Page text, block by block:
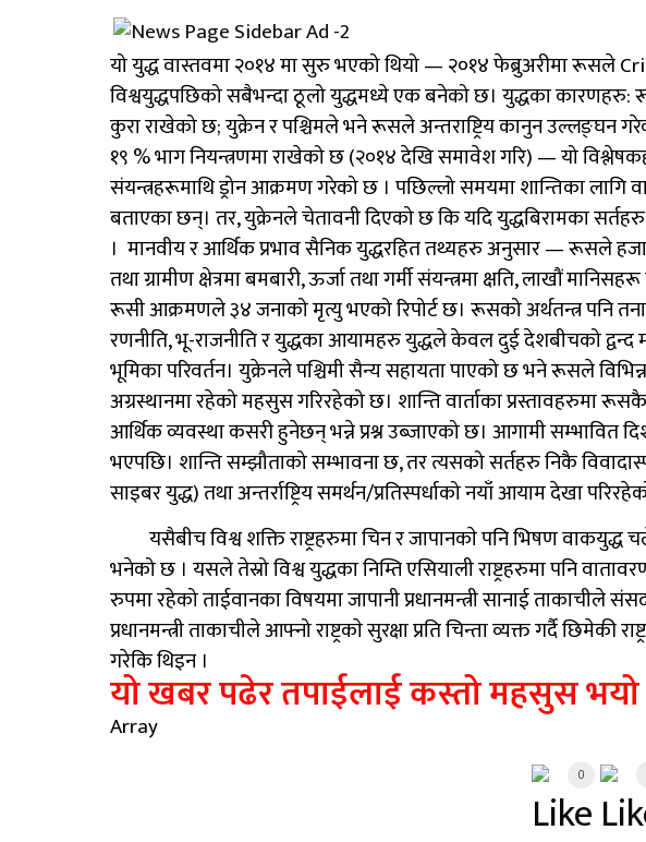
यो युद्ध वास्तवमा २०१४ मा सुरु भएको थियो — २०१४ फेब्रुअरीमा रूसले
विश्वयुद्धपछिको सबैभन्दा ठूलो युद्धमध्ये एक बनेको छ। युद्धका कारणहरु:
कुरा राखेको छ; युक्रेन र पश्चिमले भने रूसले अन्तराष्ट्रिय कानुन
१९ % भाग नियन्त्रणमा राखेको छ (२०१४ देखि समावेश गरि) — यो
संयन्त्रहरूमाथि ड्रोन आक्रमण गरेको छ । पछिल्लो समयमा शान्तिका लागि
बताएका छन्। तर, युक्रेनले चेतावनी दिएको छ कि यदि युद्धबिरामका
। मानवीय र आर्थिक प्रभाव सैनिक युद्धरहित तथ्यहरु अनुसार — रूसले
तथा ग्रामीण क्षेत्रमा बमबारी, ऊर्जा तथा गर्मी संयन्त्रमा क्षति, लाखौं
रूसी आक्रमणले ३४ जनाको मृत्यु भएको रिपोर्ट छ। रूसको अर्थतन्त्र पनि
रणनीति, भू-राजनीति र युद्धका आयामहरु युद्धले केवल दुई देशबीचको द्वन्द
भूमिका परिवर्तन। युक्रेनले पश्चिमी सैन्य सहायता पाएको छ भने रूसले
अग्रस्थानमा रहेको महसुस गरिरहेको छ। शान्ति वार्ताका प्रस्तावहरुमा
आर्थिक व्यवस्था कसरी हुनेछन् भन्ने प्रश्न उब्जाएको छ। आगामी सम्भावित
भएपछि। शान्ति सम्झौताको सम्भावना छ, तर त्यसको सर्तहरु निकै
साइबर युद्ध) तथा अन्तर्राष्ट्रिय समर्थन/प्रतिस्पर्धाको नयाँ आयाम देखा
यसैबीच विश्व शक्ति राष्ट्रहरुमा चिन र जापानकाे पनि भिषण
भनेको छ । यसले तेस्रो विश्व युद्धका निम्ति एसियाली राष्ट्रहरुमा पनि
रुपमा रहेको ताईवानका विषयमा जापानी प्रधानमन्त्री सानाई
प्रधानमन्त्री ताकाचीले आफ्नो राष्ट्रकाे सुरक्षा प्रति चिन्ता व्यक्त गर्दै
गरेकि थिइन ।
यो खबर पढेर तपाईलाई कस्तो महसुस भयो
Array
0